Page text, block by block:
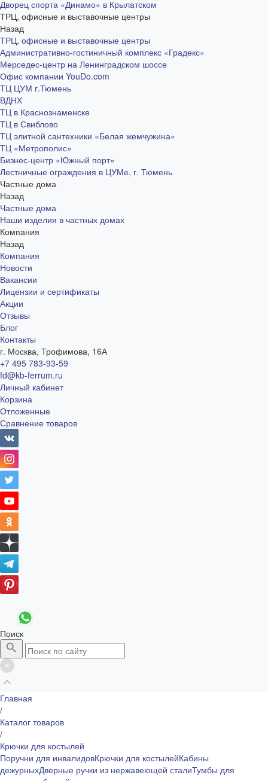
Дворец спорта «Динамо» в Крылатском
ТРЦ, офисные и выставочные центры
Назад
ТРЦ, офисные и выставочные центры
Административно-гостиничный комплекс «Градекс»
Мерседес-центр на Ленинградском шоссе
Офис компании YouDo.com
ТЦ ЦУМ г.Тюмень
ВДНХ
ТЦ в Краснознаменске
ТЦ в Свиблово
ТЦ элитной сантехники «Белая жемчужина»
ТЦ «Метрополис»
Бизнес-центр «Южный порт»
Лестничные ограждения в ЦУМе, г. Тюмень
Частные дома
Назад
Частные дома
Наши изделия в частных домах
Компания
Назад
Компания
Новости
Вакансии
Лицензии и сертификаты
Акции
Отзывы
Блог
Контакты
г. Москва, Трофимова, 16А
+7 495 783-93-59
fd@kb-ferrum.ru
Личный кабинет
Корзина
Отложенные
Сравнение товаров
Поиск
Главная
/
Каталог товаров
/
Крючки для костылей
Поручни для инвалидовКрючки для костылейКабины
дежурныхДверные ручки из нержавеющей сталиТумбы для